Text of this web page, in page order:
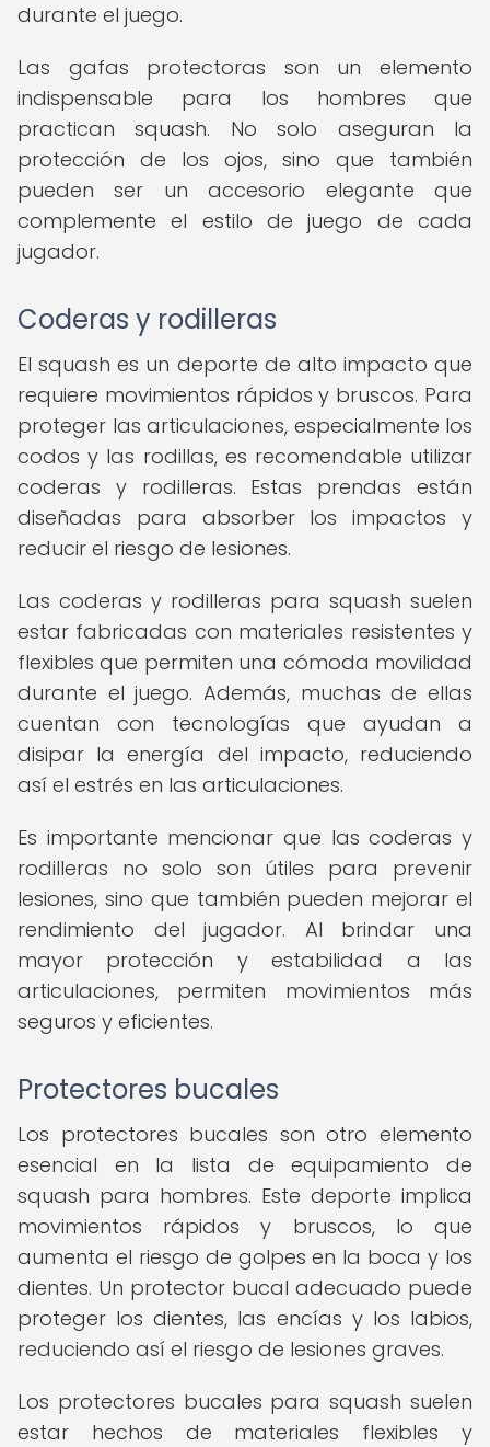
durante el juego.
Las gafas protectoras son un elemento
indispensable para los hombres que
practican squash. No solo aseguran la
protección de los ojos, sino que también
pueden ser un accesorio elegante que
complemente el estilo de juego de cada
jugador.
Coderas y rodilleras
El squash es un deporte de alto impacto que
requiere movimientos rápidos y bruscos. Para
proteger las articulaciones, especialmente los
codos y las rodillas, es recomendable utilizar
coderas y rodilleras. Estas prendas están
diseñadas para absorber los impactos y
reducir el riesgo de lesiones.
Las coderas y rodilleras para squash suelen
estar fabricadas con materiales resistentes y
flexibles que permiten una cómoda movilidad
durante el juego. Además, muchas de ellas
cuentan con tecnologías que ayudan a
disipar la energía del impacto, reduciendo
así el estrés en las articulaciones.
Es importante mencionar que las coderas y
rodilleras no solo son útiles para prevenir
lesiones, sino que también pueden mejorar el
rendimiento del jugador. Al brindar una
mayor protección y estabilidad a las
articulaciones, permiten movimientos más
seguros y eficientes.
Protectores bucales
Los protectores bucales son otro elemento
esencial en la lista de equipamiento de
squash para hombres. Este deporte implica
movimientos rápidos y bruscos, lo que
aumenta el riesgo de golpes en la boca y los
dientes. Un protector bucal adecuado puede
proteger los dientes, las encías y los labios,
reduciendo así el riesgo de lesiones graves.
Los protectores bucales para squash suelen
estar hechos de materiales flexibles y